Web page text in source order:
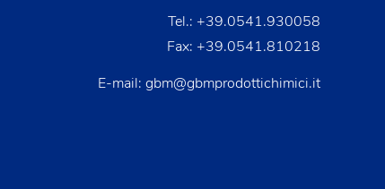
Tel.: +39.0541.930058
Fax: +39.0541.810218
E-mail: gbm@gbmprodottichimici.it